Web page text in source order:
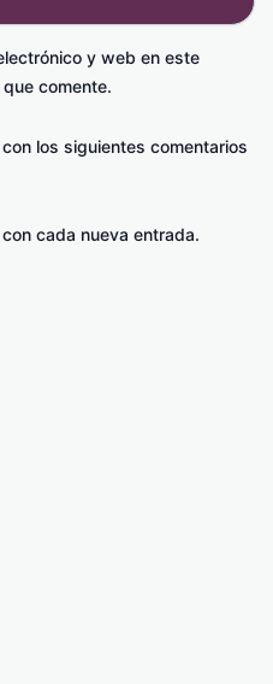
y web en este
comente.
los siguientes comentarios
cada nueva entrada.